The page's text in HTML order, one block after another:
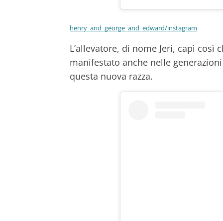
henry_and_george_and_edward/instagram
L’allevatore, di nome Jeri, capì così
manifestato anche nelle
questa nuova razza.